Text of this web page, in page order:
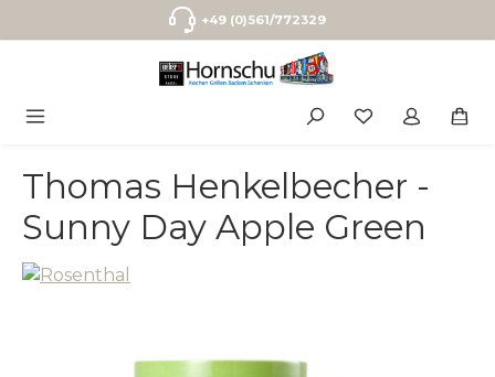
Zum Hauptinhalt springen+49 (0)561/772329
Thomas Henkelbecher -
Sunny Day Apple Green